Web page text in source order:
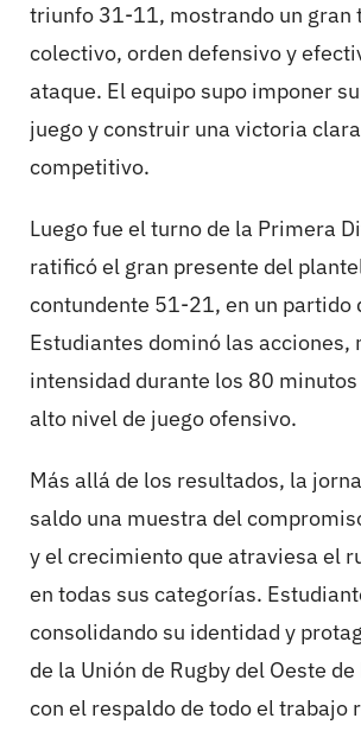
triunfo 31-11, mostrando un gran
colectivo, orden defensivo y
ataque. El equipo supo imponer
juego y construir una victoria
competitivo.
Luego fue el turno de la Primera
ratificó el gran presente del
contundente 51-21, en un partido
Estudiantes dominó las acciones,
intensidad durante los 80 minutos
alto nivel de juego ofensivo.
Más allá de los resultados, la
saldo una muestra del
y el crecimiento que atraviesa el
en todas sus categorías.
consolidando su identidad y
de la Unión de Rugby del Oeste
con el respaldo de todo el trabajo